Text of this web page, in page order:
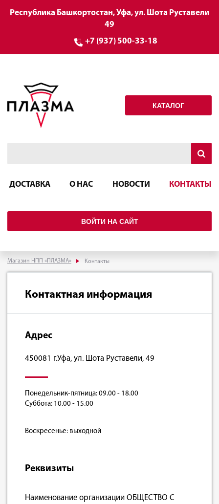
Республика Башкортостан, Уфа, ул. Шота Руставели
49
+7 (937) 500-33-18
КАТАЛОГ
ДОСТАВКА О НАС НОВОСТИ КОНТАКТЫ
ВОЙТИ НА САЙТ
Магазин НПП «ПЛАЗМА» Контакты
Контактная информация
Адрес
450081 г.Уфа, ул. Шота Руставели, 49
Понедельник-пятница: 09.00 - 18.00
Суббота: 10.00 - 15.00
Воскресенье: выходной
Реквизиты
Наименование организации ОБЩЕСТВО С